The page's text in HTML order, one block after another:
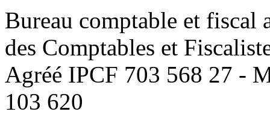
Bureau comptable et fiscal
des Comptables et
Agréé IPCF 703 568 27 -
103 620